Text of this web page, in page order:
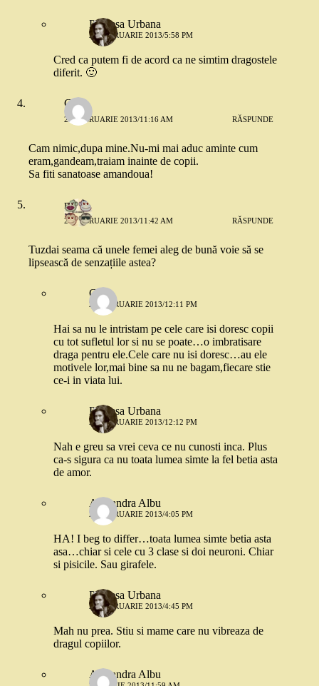
Printesa Urbana
28 FEBRUARIE 2013/5:58 PM
Cred ca putem fi de acord ca ne simtim dragostele
diferit. 🙂
Carla
28 FEBRUARIE 2013/11:16 AM RĂSPUNDE
Cam nimic,dupa mine.Nu-mi mai aduc aminte cum
eram,gandeam,traiam inainte de copii.
Sa fiti sanatoase amandoua!
mara
28 FEBRUARIE 2013/11:42 AM RĂSPUNDE
Tuzdai seama că unele femei aleg de bună voie să se
lipsească de senzațiile astea?
Carla
28 FEBRUARIE 2013/12:11 PM
Hai sa nu le intristam pe cele care isi doresc copii
cu tot sufletul lor si nu se poate…o imbratisare
draga pentru ele.Cele care nu isi doresc…au ele
motivele lor,mai bine sa nu ne bagam,fiecare stie
ce-i in viata lui.
Printesa Urbana
28 FEBRUARIE 2013/12:12 PM
Nah e greu sa vrei ceva ce nu cunosti inca. Plus
ca-s sigura ca nu toata lumea simte la fel betia asta
de amor.
Alexandra Albu
28 FEBRUARIE 2013/4:05 PM
HA! I beg to differ…toata lumea simte betia asta
asa…chiar si cele cu 3 clase si doi neuroni. Chiar
si pisicile. Sau girafele.
Printesa Urbana
28 FEBRUARIE 2013/4:45 PM
Mah nu prea. Stiu si mame care nu vibreaza de
dragul copiilor.
Alexandra Albu